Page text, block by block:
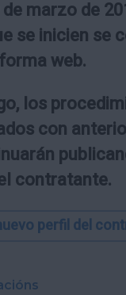
UTILIDADES
marzo de
se inicien se
web.
los
con
contratante.
perfil del